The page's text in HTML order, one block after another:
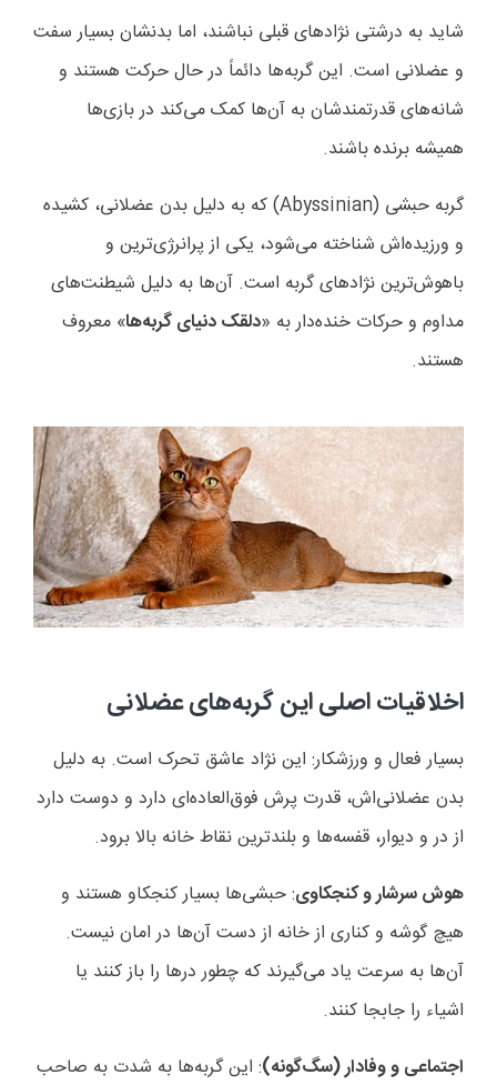
شاید به درشتی نژادهای قبلی نباشند، اما بدنشان بسیار سفت
و عضلانی است. این گربه‌ها دائماً در حال حرکت هستند و
شانه‌های قدرتمندشان به آن‌ها کمک می‌کند در بازی‌ها
همیشه برنده باشند.
گربه حبشی (Abyssinian) که به دلیل بدن عضلانی، کشیده
و ورزیده‌اش شناخته می‌شود، یکی از پرانرژی‌ترین و
باهوش‌ترین نژادهای گربه است. آن‌ها به دلیل شیطنت‌های
مداوم و حرکات خنده‌دار به «دلقک دنیای گربه‌ها» معروف
هستند.
اخلاقیات اصلی این گربه‌های عضلانی
بسیار فعال و ورزشکار: این نژاد عاشق تحرک است. به دلیل
بدن عضلانی‌اش، قدرت پرش فوق‌العاده‌ای دارد و دوست دارد
از در و دیوار، قفسه‌ها و بلندترین نقاط خانه بالا برود.
هوش سرشار و کنجکاوی: حبشی‌ها بسیار کنجکاو هستند و
هیچ گوشه و کناری از خانه از دست آن‌ها در امان نیست.
آن‌ها به سرعت یاد می‌گیرند که چطور درها را باز کنند یا
اشیاء را جابجا کنند.
اجتماعی و وفادار (سگ‌گونه): این گربه‌ها به شدت به صاحب